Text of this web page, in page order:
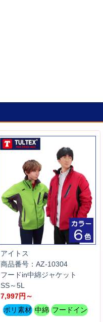
アイトス
商品番号：AZ-10304
フードin中綿ジャケット
SS～5L
7,997円～
ポリ素材 中綿 フードイン